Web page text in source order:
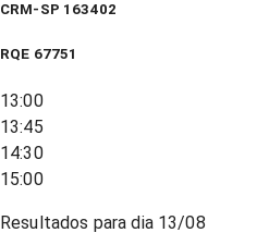
CRM-SP 163402
RQE 67751
13:00
13:45
14:30
15:00
Resultados para dia 13/08